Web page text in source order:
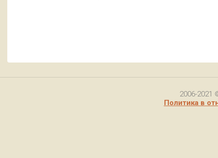
2006-2021
Политика в